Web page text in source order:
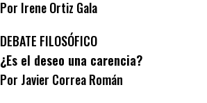
Por Irene Ortiz Gala
DEBATE FILOSÓFICO
¿Es el deseo una carencia?
Por Javier Correa Román